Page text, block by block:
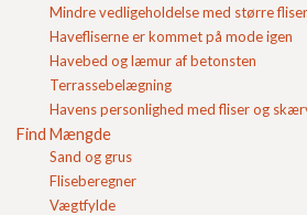
Mindre vedligeholdelse med større fliser
Havefliserne er kommet på mode igen
Havebed og læmur af betonsten
Terrassebelægning
Havens personlighed med fliser og
Find Mængde
Sand og grus
Fliseberegner
Vægtfylde
Kontakt
Login
Indkøbskurv
fundamenter, vægge og murværk. Alle
bestilles her på fc-beton.dk.
Vi støber selv vores
produktionsanlæg. Det sikrer
og stor målenøjagtighed.
Vælg den rette betonblok